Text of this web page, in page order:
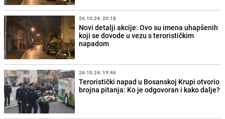
26.10.24. 20:18
Novi detalji akcije: Ovo su imena uhapšenih
koji se dovode u vezu s terorističkim
napadom
26.10.24. 19:46
Teroristički napad u Bosanskoj Krupi otvorio
brojna pitanja: Ko je odgovoran i kako dalje?